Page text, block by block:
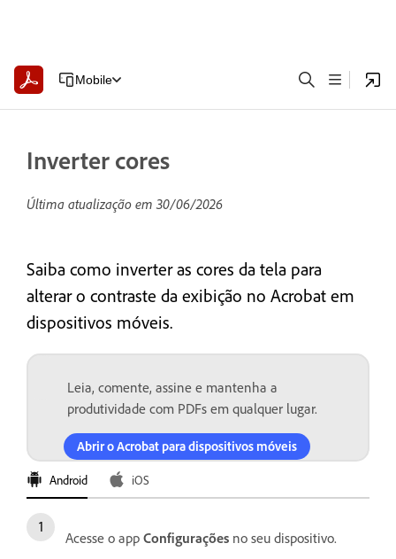
Mobile
Inverter cores
Última atualização em 30/06/2026
Saiba como inverter as cores da tela para
alterar o contraste da exibição no Acrobat em
dispositivos móveis.
Leia, comente, assine e mantenha a
produtividade com PDFs em qualquer lugar.
Abrir o Acrobat para dispositivos móveis
Android iOS
Acesse o app Configurações no seu dispositivo.